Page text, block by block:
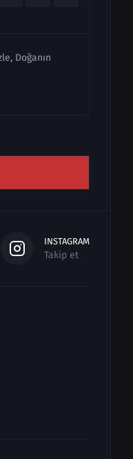
Doğanın
INSTAGRAM
Takip et